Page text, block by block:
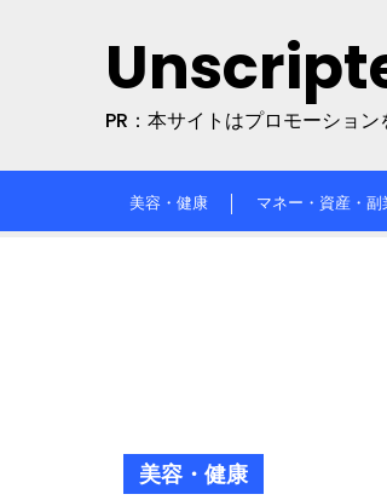
PR：本サイトはプロモーション
美容・健康 マネー・資産・副
美容・健康